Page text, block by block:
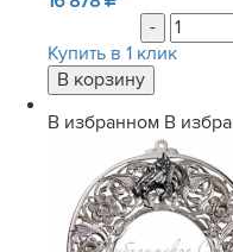
-
Купить в 1 клик
В избранном В